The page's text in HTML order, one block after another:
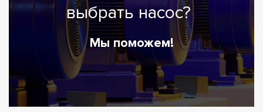
выбрать насос?
Мы поможем!